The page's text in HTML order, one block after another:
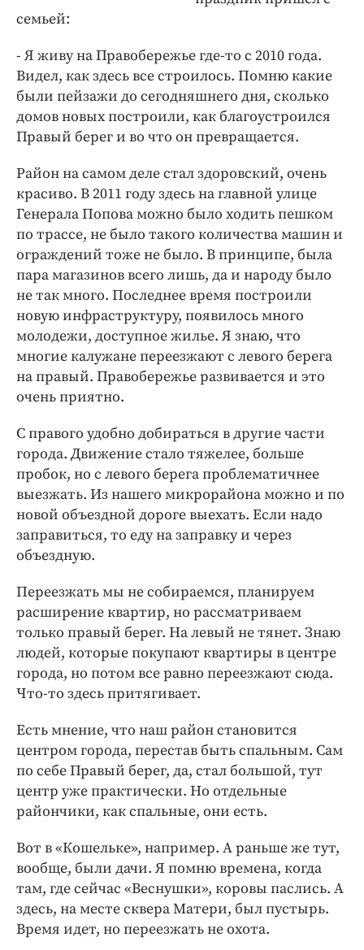
семьей:
- Я живу на Правобережье где-то с 2010 года.
Видел, как здесь все строилось. Помню какие
были пейзажи до сегодняшнего дня, сколько
домов новых построили, как благоустроился
Правый берег и во что он превращается.
Район на самом деле стал здоровский, очень
красиво. В 2011 году здесь на главной улице
Генерала Попова можно было ходить пешком
по трассе, не было такого количества машин и
ограждений тоже не было. В принципе, была
пара магазинов всего лишь, да и народу было
не так много. Последнее время построили
новую инфраструктуру, появилось много
молодежи, доступное жилье. Я знаю, что
многие калужане переезжают с левого берега
на правый. Правобережье развивается и это
очень приятно.
С правого удобно добираться в другие части
города. Движение стало тяжелее, больше
пробок, но с левого берега проблематичнее
выезжать. Из нашего микрорайона можно и по
новой объездной дороге выехать. Если надо
заправиться, то еду на заправку и через
объездную.
Переезжать мы не собираемся, планируем
расширение квартир, но рассматриваем
только правый берег. На левый не тянет. Знаю
людей, которые покупают квартиры в центре
города, но потом все равно переезжают сюда.
Что-то здесь притягивает.
Есть мнение, что наш район становится
центром города, перестав быть спальным. Сам
по себе Правый берег, да, стал большой, тут
центр уже практически. Но отдельные
райончики, как спальные, они есть.
Вот в «Кошельке», например. А раньше же тут,
вообще, были дачи. Я помню времена, когда
там, где сейчас «Веснушки», коровы паслись. А
здесь, на месте сквера Матери, был пустырь.
Время идет, но переезжать не охота.